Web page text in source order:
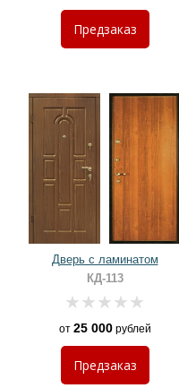
Предзаказ
Дверь с ламинатом
КД-113
от 25 000рублей
Предзаказ